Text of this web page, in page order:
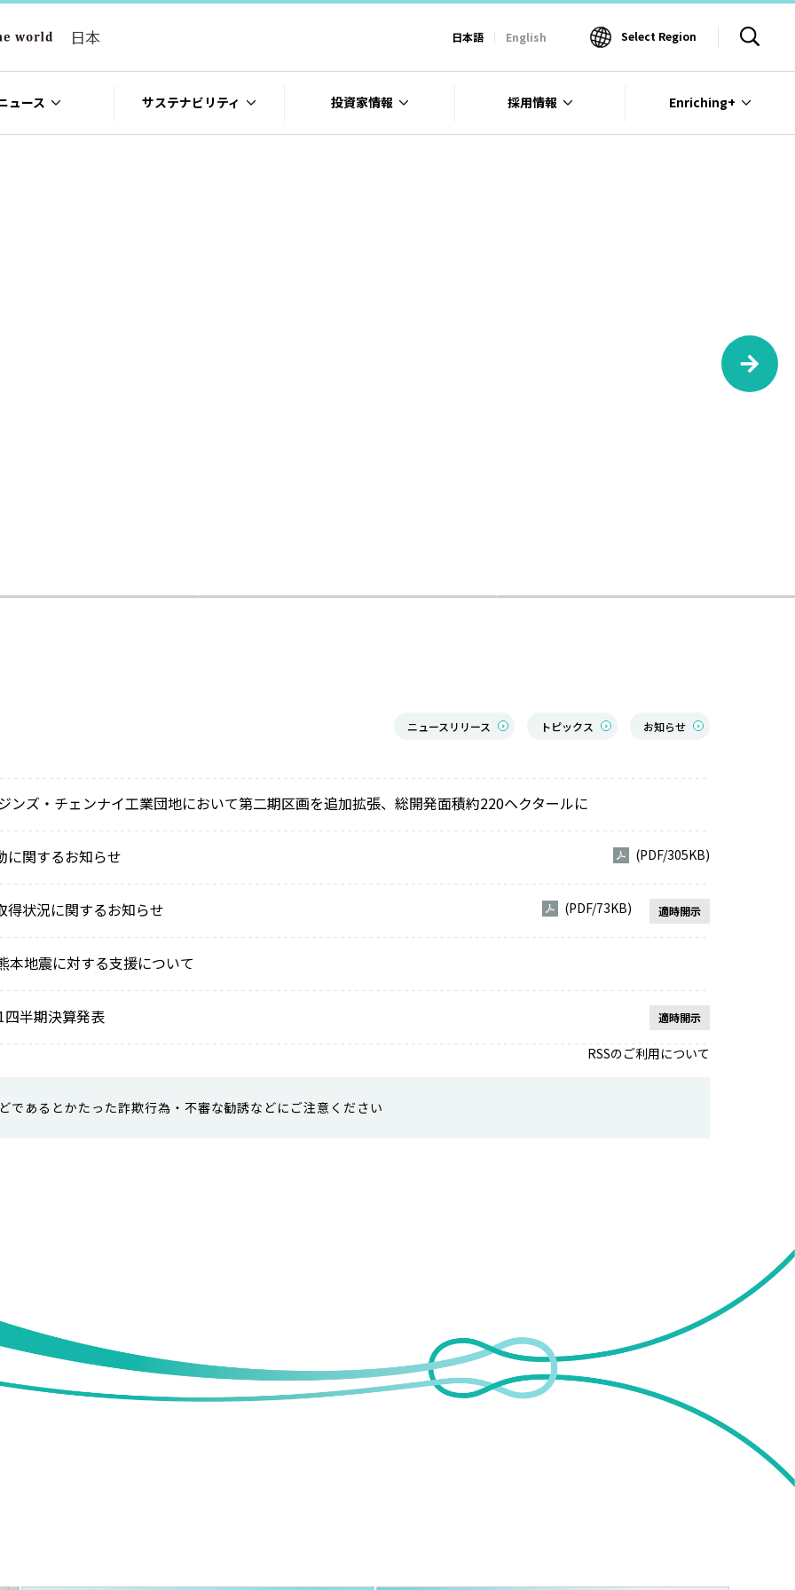
日本 日本語 English Select Region
ュース サステナビリティ 投資家情報 採用情報 Enriching+
ニュースリリース トピックス お知らせ
ンズ・チェンナイ工業団地において第二期区画を追加拡張、総開発面積約220ヘクタールに
に関するお知らせ (PDF/305KB)
得状況に関するお知らせ (PDF/73KB) 適時開示
本地震に対する支援について
半期決算発表 適時開示
RSSのご利用について
であるとかたった詐欺行為・不審な勧誘などにご注意ください